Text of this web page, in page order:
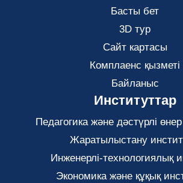
Басты бет
3D тур
Сайт картасы
Комплаенс қызметі
Байланыс
Институттар
Педагогика және дәстүрлі
Жаратылыстану
Инженерлі-технологиялық
Экономика және құқық